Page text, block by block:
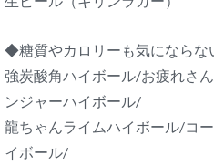
◆糖質やカロリーも気になら
強炭酸角ハイボール/お疲れさ
ンジャーハイボール/
龍ちゃんライムハイボール/コ
イボール/